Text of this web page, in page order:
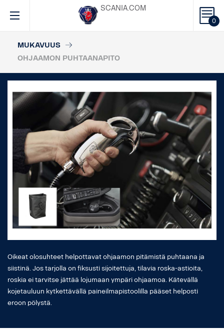
0
SCANIA.COM
MUKAVUUS
OHJAAMON PUHTAANAPITO
Oikeat olosuhteet helpottavat ohjaamon pitämistä puhtaana ja
siistinä. Jos tarjolla on fiksusti sijoitettuja, tilavia roska-astioita,
roskia ei tarvitse jättää lojumaan ympäri ohjaamoa. Kätevällä
kojetauluun kytkettävällä paineilmapistoolilla pääset helposti
eroon pölystä.